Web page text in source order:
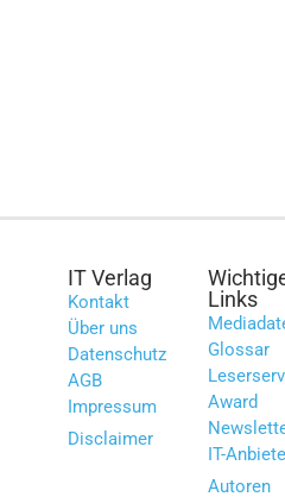
IT Verlag
Kontakt
Über uns
Datenschutz
AGB
Impressum
Disclaimer
Links
Glossar
Award
IT-
Autoren